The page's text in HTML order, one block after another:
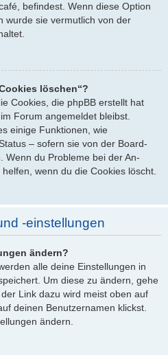
befindest. Wenn diese Option
wurde sie vermutlich von der
löschen“?
Cookies, die phpBB erstellt hat
Forum angemeldet bleibst.
einige Funktionen, wie
– sofern sie von der Board-
Wenn du Probleme bei der An-
wenn du die Cookies löscht.
-einstellungen
ändern?
alle deine Einstellungen in
Um diese zu ändern, gehe
Link dazu wird meist oben auf
deinen Benutzernamen klickst.
ändern.